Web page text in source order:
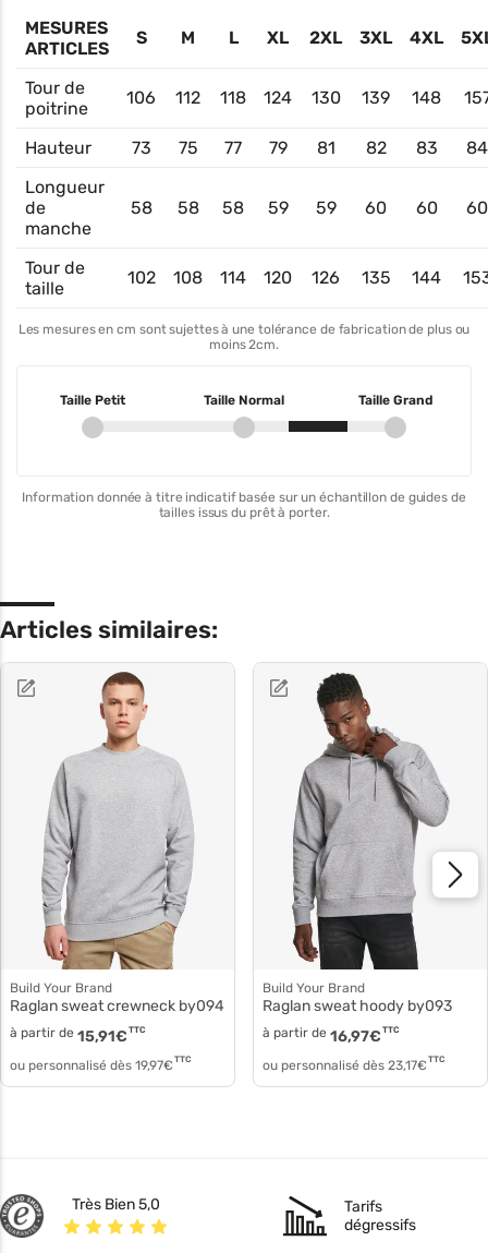
MESURES
ARTICLES
S M L XL 2XL 3XL 4XL
Tour de
poitrine
106 112 118 124 130 139 148
Hauteur 73 75 77 79 81 82 83
84
Longueur
de
manche
58 58 58 59 59 60 60 60
Tour de
taille
102 108 114 120 126 135 144
Les mesures en cm sont sujettes à une tolérance de fabrication de plus ou
moins 2cm.
Taille Petit Taille Normal Taille Grand
Information donnée à titre indicatif basée sur un échantillon de guides de
tailles issus du prêt à porter.
Articles similaires:
Build Your Brand
Raglan sweat crewneck by094
à partir de 15,91€ TTC
ou personnalisé dès 19,97€ TTC
Build Your Brand
Raglan sweat hoody by093
à partir de 16,97€ TTC
ou personnalisé dès 23,17€ TTC
Très Bien 5,0
Tarifs
dégressifs